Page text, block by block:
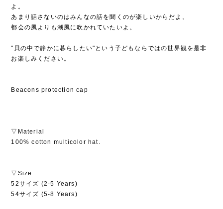
よ。
あまり話さないのはみんなの話を聞くのが楽しいからだよ。
都会の風よりも潮風に吹かれていたいよ。
"貝の中で静かに暮らしたい"という子どもならではの世界観を是非
お楽しみください。
Beacons protection cap
▽Material
100% cotton multicolor hat.
▽Size
52サイズ (2-5 Years)
54サイズ (5-8 Years)